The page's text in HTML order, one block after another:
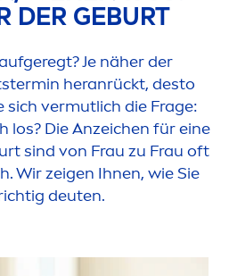
DER GEBURT
Je näher der
heranrückt, desto
sich vermutlich die Frage:
los? Die Anzeichen für eine
sind von Frau zu Frau oft
Wir zeigen Ihnen, wie Sie
deuten.